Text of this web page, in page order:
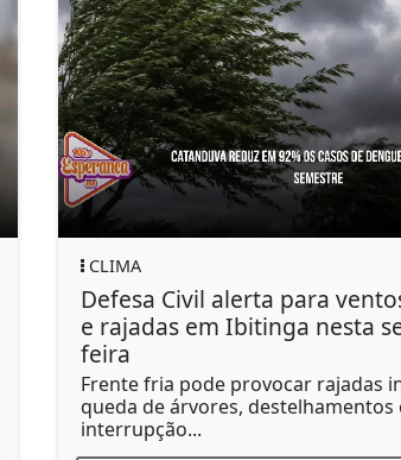
Defesa Civil alerta para ventos fortes
e rajadas em Ibitinga nesta sexta-
Frente fria pode provocar rajadas intensas,
queda de árvores, destelhamentos e
interrupção...